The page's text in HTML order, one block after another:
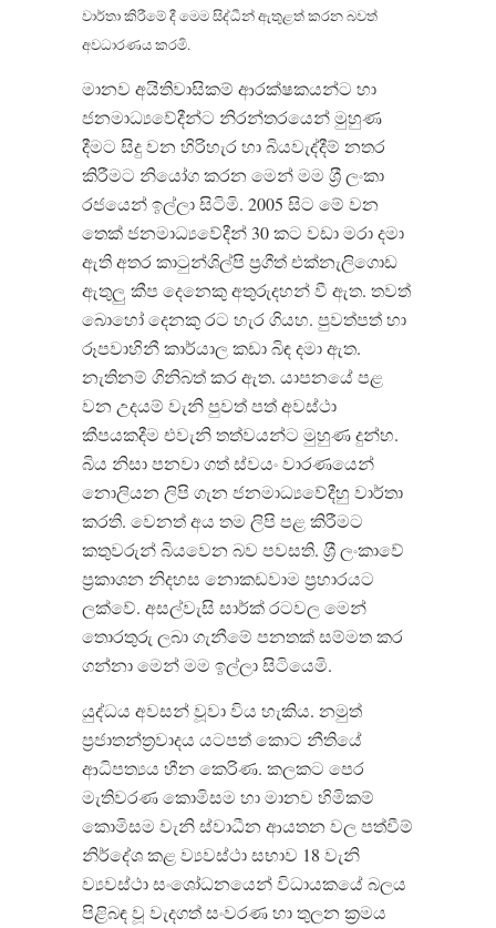
වාර්තා කිරීමේ දී මෙම සිද්ධීන් ඇතුළත් කරන බවත්
අවධාරණය කරමි.
මානව අයිතිවාසිකම් ආරක්ෂකයන්ට හා
ජනමාධ්‍යවේදීන්ට නිරන්තරයෙන් මුහුණ
දීමට සිදු වන හිරිහැර හා බියවැද්දීම් නතර
කිරීමට නියෝග කරන මෙන් මම ශ‍්‍රී ලංකා
රජයෙන් ඉල්ලා සිටිමි. 2005 සිට මේ වන
තෙක් ජනමාධ්‍යවේදීන් 30 කට වඩා මරා දමා
ඇති අතර කාටුන්ශිල්පි ප‍්‍රගීත් එක්නැලිගොඩ
ඇතුලු කීප දෙනෙකු අතුරුදහන් වී ඇත. තවත්
බොහෝ දෙනකු රට හැර ගියහ. පුවත්පත් හා
රූපවාහිනී කාර්යාල කඩා බිඳ දමා ඇත.
නැතිනම් ගිනිබත් කර ඇත. යාපනයේ පළ
වන උදයම් වැනි පුවත් පත් අවස්ථා
කීපයකදීම එවැනි තත්වයන්ට මුහුණ දුන්හ.
බිය නිසා පනවා ගත් ස්වයං වාරණයෙන්
නොලියන ලිපි ගැන ජනමාධ්‍යවේදීහු වාර්තා
කරති. වෙනත් අය තම ලිපි පළ කිරීමට
කතුවරුන් බියවෙන බව පවසති. ශ‍්‍රී ලංකාවේ
ප‍්‍රකාශන නිදහස නොකඩවාම ප‍්‍රහාරයට
ලක්වේ. අසල්වැසි සාර්ක් රටවල මෙන්
තොරතුරු ලබා ගැනීමේ පනතක් සම්මත කර
ගන්නා මෙන් මම ඉල්ලා සිටියෙමි.
යුද්ධය අවසන් වූවා විය හැකිය. නමුත්
ප‍්‍රජාතන්ත‍්‍රවාදය යටපත් කොට නීතියේ
ආධිපත්‍යය හීන කෙරිණ. කලකට පෙර
මැතිවරණ කොමිසම හා මානව හිමිකම්
කොමිසම වැනි ස්වාධීන ආයතන වල පත්වීම්
නිර්දේශ කළ ව්‍යවස්ථා සභාව 18 වැනි
ව්‍යවස්ථා සංශෝධනයෙන් විධායකයේ බලය
පිළිබඳ වූ වැදගත් සංවරණ හා තුලන ක‍්‍රමය